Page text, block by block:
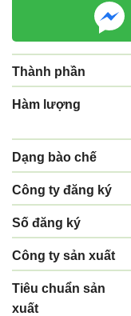
Thành phần
Hàm lượng
Dạng bào chế
Công ty đăng ký
Số đăng ký
Công ty sản xuất
Tiêu chuẩn sản
xuất